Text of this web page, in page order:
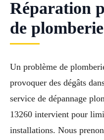
Réparation
de
Un problème de
provoquer des dégâts
service de dépannage
13260 intervient pour
installations. Nous